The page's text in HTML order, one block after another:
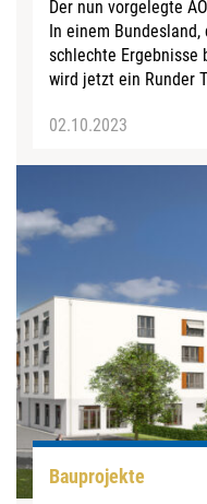
Der nun vorgelegte
In einem
schlechte
wird jetzt ein Runder
02.10.2023
Bauprojekte